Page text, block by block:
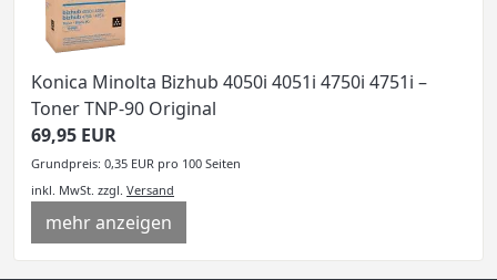
Konica Minolta Bizhub 4050i 4051i 4750i 4751i –
Toner TNP-90 Original
69,95 EUR
Grundpreis: 0,35 EUR pro 100 Seiten
inkl. MwSt. zzgl. Versand
mehr anzeigen